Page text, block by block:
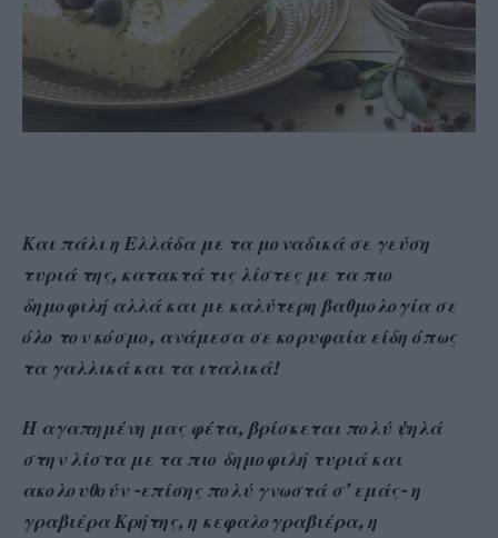
Και πάλι η Ελλάδα με τα μοναδικά σε γεύση
τυριά της, κατακτά τις λίστες με τα πιο
δημοφιλή αλλά και με καλύτερη βαθμολογία σε
όλο τον κόσμο, ανάμεσα σε κορυφαία είδη όπως
τα γαλλικά και τα ιταλικά!
Η αγαπημένη μας φέτα, βρίσκεται πολύ ψηλά
στην λίστα με τα πιο δημοφιλή τυριά και
ακολουθούν -επίσης πολύ γνωστά σ’ εμάς- η
γραβιέρα Κρήτης, η κεφαλογραβιέρα, η